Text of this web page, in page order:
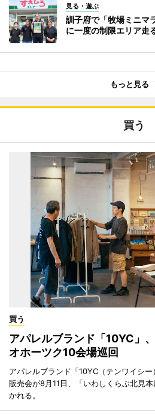
見る・遊ぶ
訓子府で「牧場ミニ
に一度の制限エリア走
もっと見る
買う
買う
アパレルブランド「10YC」
オホーツク10会場巡回
アパレルブランド「10YC（テンワイシ
販売会が8月11日、「いわしくらぶ北見
かれる。